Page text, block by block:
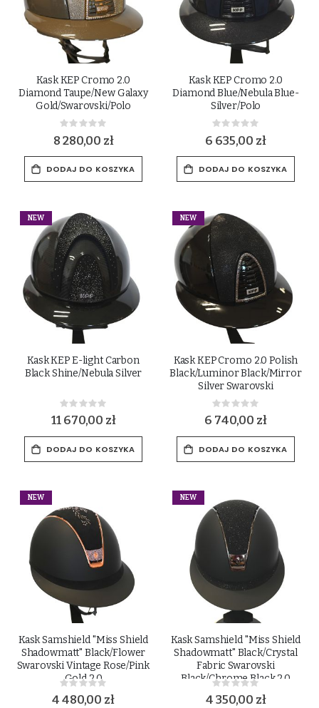
Kask KEP Cromo 2.0
Diamond Taupe/New Galaxy
Gold/Swarovski/Polo
Rating:
0%
8 280,00 zł
DODAJ DO KOSZYKA
Kask KEP Cromo 2.0
Diamond Blue/Nebula Blue-
Silver/Polo
Rating:
0%
6 635,00 zł
DODAJ DO KOSZYKA
NEW
Kask KEP E-light Carbon
Black Shine/Nebula Silver
Rating:
0%
11 670,00 zł
DODAJ DO KOSZYKA
NEW
Kask KEP Cromo 2.0 Polish
Black/Luminor Black/Mirror
Silver Swarovski
Rating:
0%
6 740,00 zł
DODAJ DO KOSZYKA
NEW
Kask Samshield "Miss Shield
Shadowmatt" Black/Flower
Swarovski Vintage Rose/Pink
Gold 2.0
Rating:
0%
4 480,00 zł
NEW
Kask Samshield "Miss Shield
Shadowmatt" Black/Crystal
Fabric Swarovski
Black/Chrome Black 2.0
Rating:
0%
4 350,00 zł